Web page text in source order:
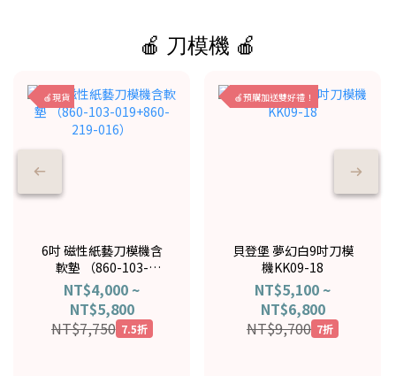
🍎 刀模機 🍎
🍎現貨
6吋 磁性紙藝刀模機含
軟墊 （860-103-
019+860-219-016）
NT$4,000 ~
NT$5,800
NT$7,750 7.5折
🍎預購加送雙好禮！
貝登堡 夢幻白9吋刀模
機KK09-18
NT$5,100 ~
NT$6,800
NT$9,700 7折